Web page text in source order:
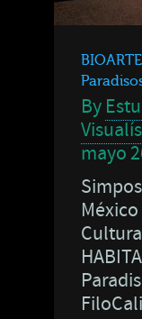
By
mayo